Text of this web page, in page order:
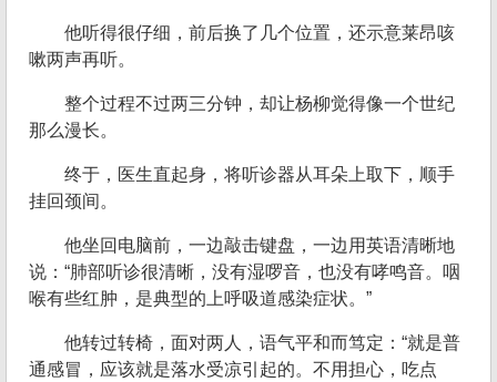
他听得很仔细，前后换了几个位置，还示意莱昂咳
嗽两声再听。
整个过程不过两三分钟，却让杨柳觉得像一个世纪
那么漫长。
终于，医生直起身，将听诊器从耳朵上取下，顺手
挂回颈间。
他坐回电脑前，一边敲击键盘，一边用英语清晰地
说：“肺部听诊很清晰，没有湿啰音，也没有哮鸣音。咽
喉有些红肿，是典型的上呼吸道感染症状。”
他转过转椅，面对两人，语气平和而笃定：“就是普
通感冒，应该就是落水受凉引起的。不用担心，吃点